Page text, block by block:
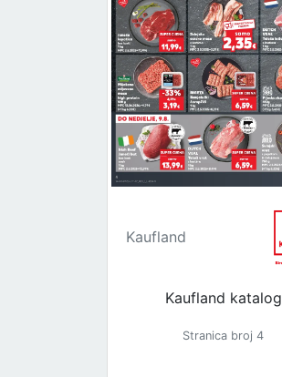
Kaufland
Kaufland katalog
Stranica broj 4